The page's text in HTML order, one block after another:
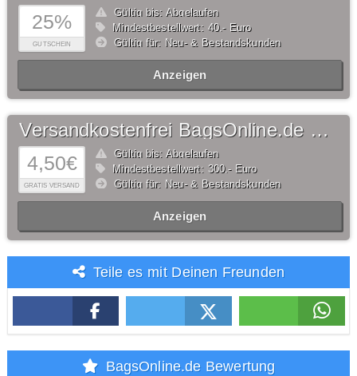
25%
GUTSCHEIN
Gültig bis: Abgelaufen
Mindestbestellwert: 40,- Euro
Gültig für: Neu- & Bestandskunden
Anzeigen
4,50€
GRATIS VERSAND
Versandkostenfrei BagsOnline.de Gutschein
Gültig bis: Abgelaufen
Mindestbestellwert: 300,- Euro
Gültig für: Neu- & Bestandskunden
Anzeigen
Teile es mit Deinen Freunden
BagsOnline.de Bewertung